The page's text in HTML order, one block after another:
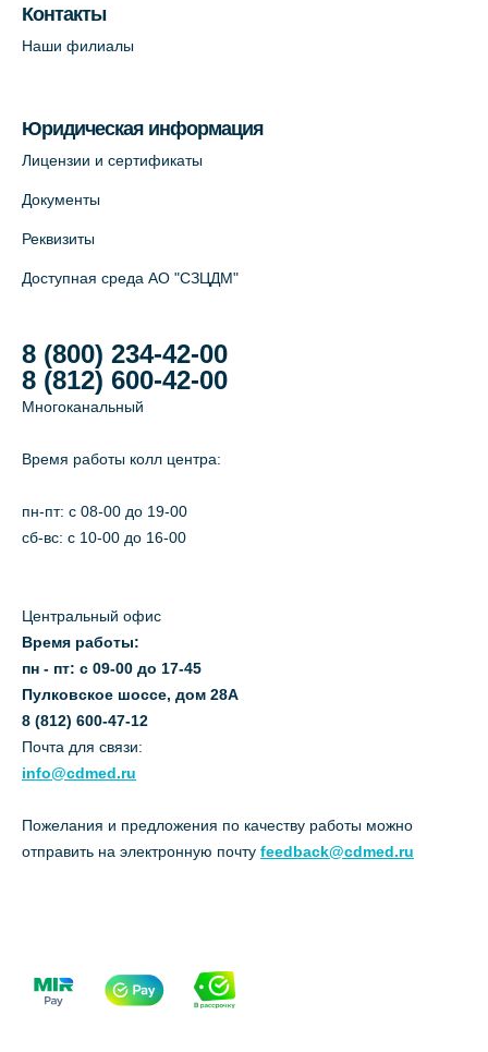
Контакты
Наши филиалы
Юридическая информация
Лицензии и сертификаты
Документы
Реквизиты
Доступная среда АО "СЗЦДМ"
8 (800) 234-42-00
8 (812) 600-42-00
Многоканальный
Время работы колл центра:
пн-пт: c 08-00 до 19-00
сб-вс: с 10-00 до 16-00
Центральный офис
Время работы:
пн - пт: с 09-00 до 17-45
Пулковское шоссе, дом 28А
8 (812) 600-47-12
Почта для связи:
info@cdmed.ru
Пожелания и предложения по качеству работы можно
отправить на электронную почту feedback@cdmed.ru